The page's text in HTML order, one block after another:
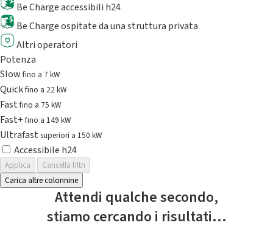
Be Charge accessibili h24
Be Charge ospitate da una struttura privata
Altri operatori
Potenza
Slowfino a 7 kW
Quickfino a 22 kW
Fastfino a 75 kW
Fast+fino a 149 kW
Ultrafast superiori a 150 kW
Accessibile h24
Applica
Cancella filtri
Carica altre colonnine
Attendi qualche secondo,
stiamo cercando i risultati...